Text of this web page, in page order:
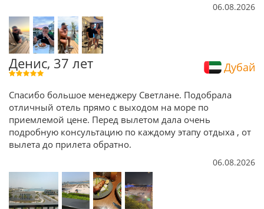
06.08.2026
Денис, 37 лет Дубай
Спасибо большое менеджеру Светлане. Подобрала
отличный отель прямо с выходом на море по
приемлемой цене. Перед вылетом дала очень
подробную консультацию по каждому этапу отдыха , от
вылета до прилета обратно.
06.08.2026